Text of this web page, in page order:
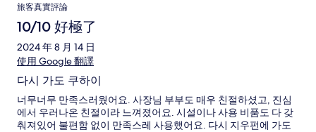
旅客真實評論
10/10 好極了
2024 年 8 月 14 日
使用 Google 翻譯
다시 가도 쿠하이
너무너무 만족스러웠어요. 사장님 부부도 매우 친절하셨고, 진심
에서 우러나온 친절이라 느껴졌어요. 시설이나 사용 비품도 다 갖
춰져있어 불편함 없이 만족스레 사용했어요. 다시 지우펀에 가도